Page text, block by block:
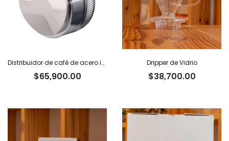
Distribuidor de café de acero inoxidable
$65,900.00
Dripper de Vidrio
$38,700.00